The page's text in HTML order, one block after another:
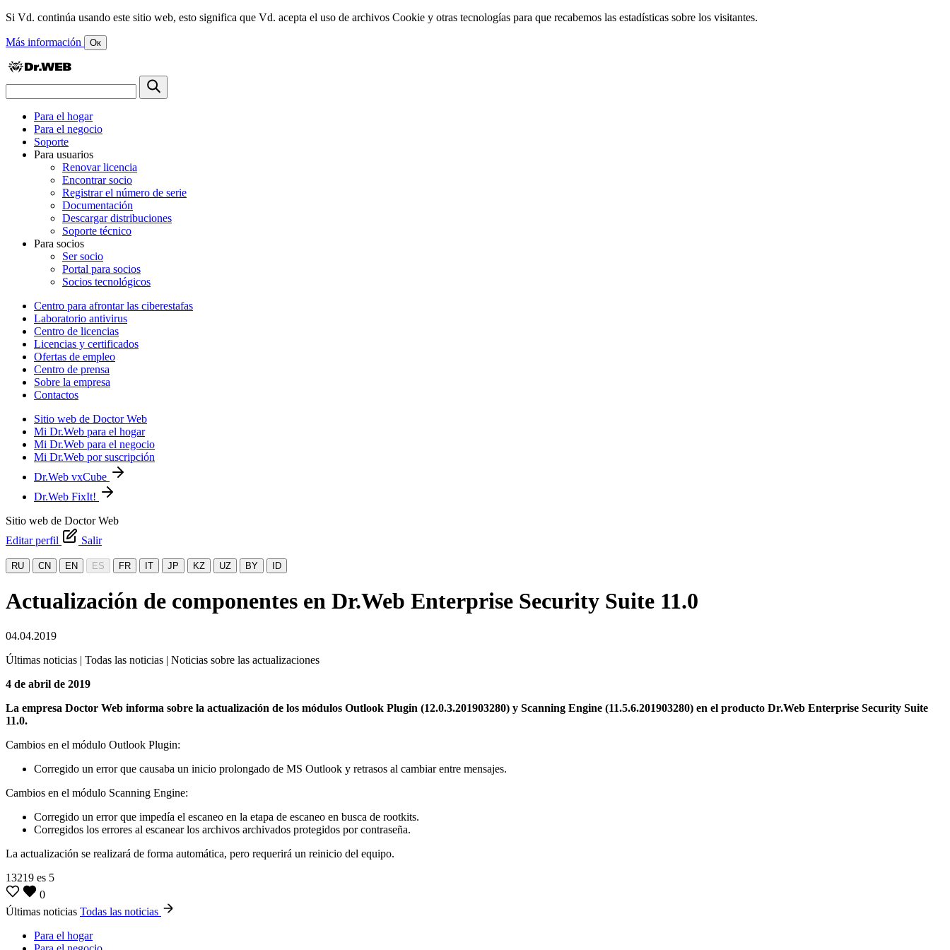
Si Vd. continúa usando este sitio web, esto significa que Vd. acepta el uso de archivos Cookie y otras tecnologías para que recabemos las estadísticas sobre los visitantes.
Más información Ок
Para el hogar
Para el negocio
Soporte
Para usuarios
Renovar licencia
Encontrar socio
Registrar el número de serie
Documentación
Descargar distribuciones
Soporte técnico
Para socios
Ser socio
Portal para socios
Socios tecnológicos
Centro para afrontar las ciberestafas
Laboratorio antivirus
Centro de licencias
Licencias y certificados
Ofertas de empleo
Centro de prensa
Sobre la empresa
Contactos
Sitio web de Doctor Web
Mi Dr.Web para el hogar
Mi Dr.Web para el negocio
Mi Dr.Web por suscripción
Dr.Web vxCube
Dr.Web FixIt!
Sitio web de Doctor Web
Editar perfil
Salir
RU CN EN ES FR IT JP KZ UZ BY ID
Actualización de componentes en Dr.Web Enterprise Security Suite 11.0
04.04.2019
Últimas noticias | Todas las noticias | Noticias sobre las actualizaciones
4 de abril de 2019
La empresa Doctor Web informa sobre la actualización de los módulos Outlook Plugin (12.0.3.201903280) y Scanning Engine (11.5.6.201903280) en el producto Dr.Web Enterprise Security Suite
11.0.
Cambios en el módulo Outlook Plugin:
Corregido un error que causaba un inicio prolongado de MS Outlook y retrasos al cambiar entre mensajes.
Cambios en el módulo Scanning Engine:
Corregido un error que impedía el escaneo en la etapa de escaneo en busca de rootkits.
Corregidos los errores al escanear los archivos archivados protegidos por contraseña.
La actualización se realizará de forma automática, pero requerirá un reinicio del equipo.
13219 es 5
0
Últimas noticias Todas las noticias
Para el hogar